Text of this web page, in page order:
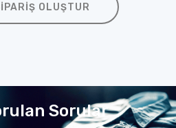
OLUŞTUR
Sorular